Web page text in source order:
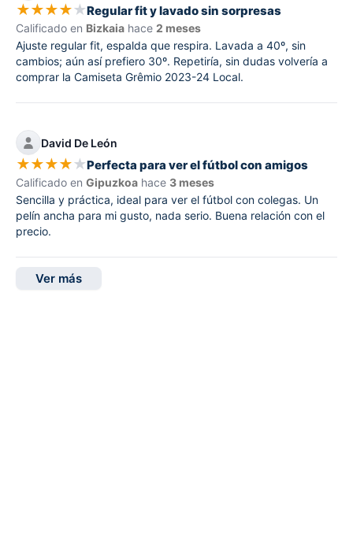
★★★★★Regular fit y lavado sin sorpresas
Calificado en Bizkaia hace 2 meses
Ajuste regular fit, espalda que respira. Lavada a 40º, sin
cambios; aún así prefiero 30º. Repetiría, sin dudas volvería a
comprar la Camiseta Grêmio 2023-24 Local.
David De León
★★★★★Perfecta para ver el fútbol con amigos
Calificado en Gipuzkoa hace 3 meses
Sencilla y práctica, ideal para ver el fútbol con colegas. Un
pelín ancha para mi gusto, nada serio. Buena relación con el
precio.
Ver más